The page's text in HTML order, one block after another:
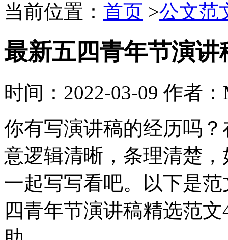
当前位置： 首页 >公文范
最新五四青年节演讲
时间：2022-03-09 作者：
你有写演讲稿的经历吗
意逻辑清晰，条理清楚
一起写写看吧。以下是
四青年节演讲稿精选范